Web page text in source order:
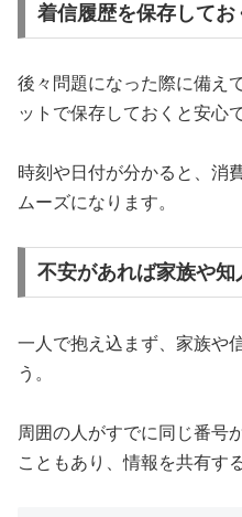
着信履歴を保存してお
後々問題になった際に備え
ットで保存しておくと安心
時刻や日付が分かると、消
ムーズになります。
不安があれば家族や知
一人で抱え込まず、家族や
う。
周囲の人がすでに同じ番号
こともあり、情報を共有す